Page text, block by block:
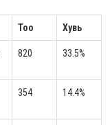
Тоо Хувь
820 33.5%
354 14.4%